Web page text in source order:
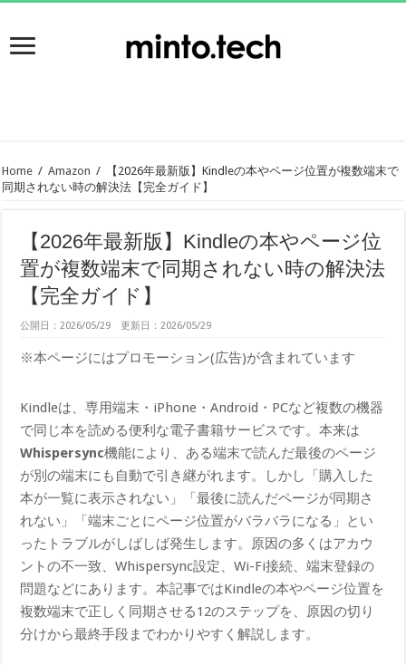
Home / Amazon /
【2026年最新版】Kindleの本やページ位置が複数端末で
同期されない時の解決法【完全ガイド】
【2026年最新版】Kindleの本やページ位
置が複数端末で同期されない時の解決法
【完全ガイド】
公開日：2026/05/29 更新日：2026/05/29
※本ページにはプロモーション(広告)が含まれています
Kindleは、専用端末・iPhone・Android・PCなど複数の機器
で同じ本を読める便利な電子書籍サービスです。本来は
Whispersync機能により、ある端末で読んだ最後のページ
が別の端末にも自動で引き継がれます。しかし「購入した
本が一覧に表示されない」「最後に読んだページが同期さ
れない」「端末ごとにページ位置がバラバラになる」とい
ったトラブルがしばしば発生します。原因の多くはアカウ
ントの不一致、Whispersync設定、Wi-Fi接続、端末登録の
問題などにあります。本記事ではKindleの本やページ位置を
複数端末で正しく同期させる12のステップを、原因の切り
分けから最終手段までわかりやすく解説します。